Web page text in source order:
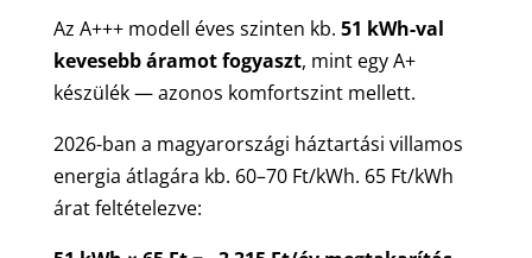
Az A+++ modell éves szinten kb. 51 kWh-val
kevesebb áramot fogyaszt, mint egy A+
készülék — azonos komfortszint mellett.
2026-ban a magyarországi háztartási villamos
energia átlagára kb. 60–70 Ft/kWh. 65 Ft/kWh
árat feltételezve: